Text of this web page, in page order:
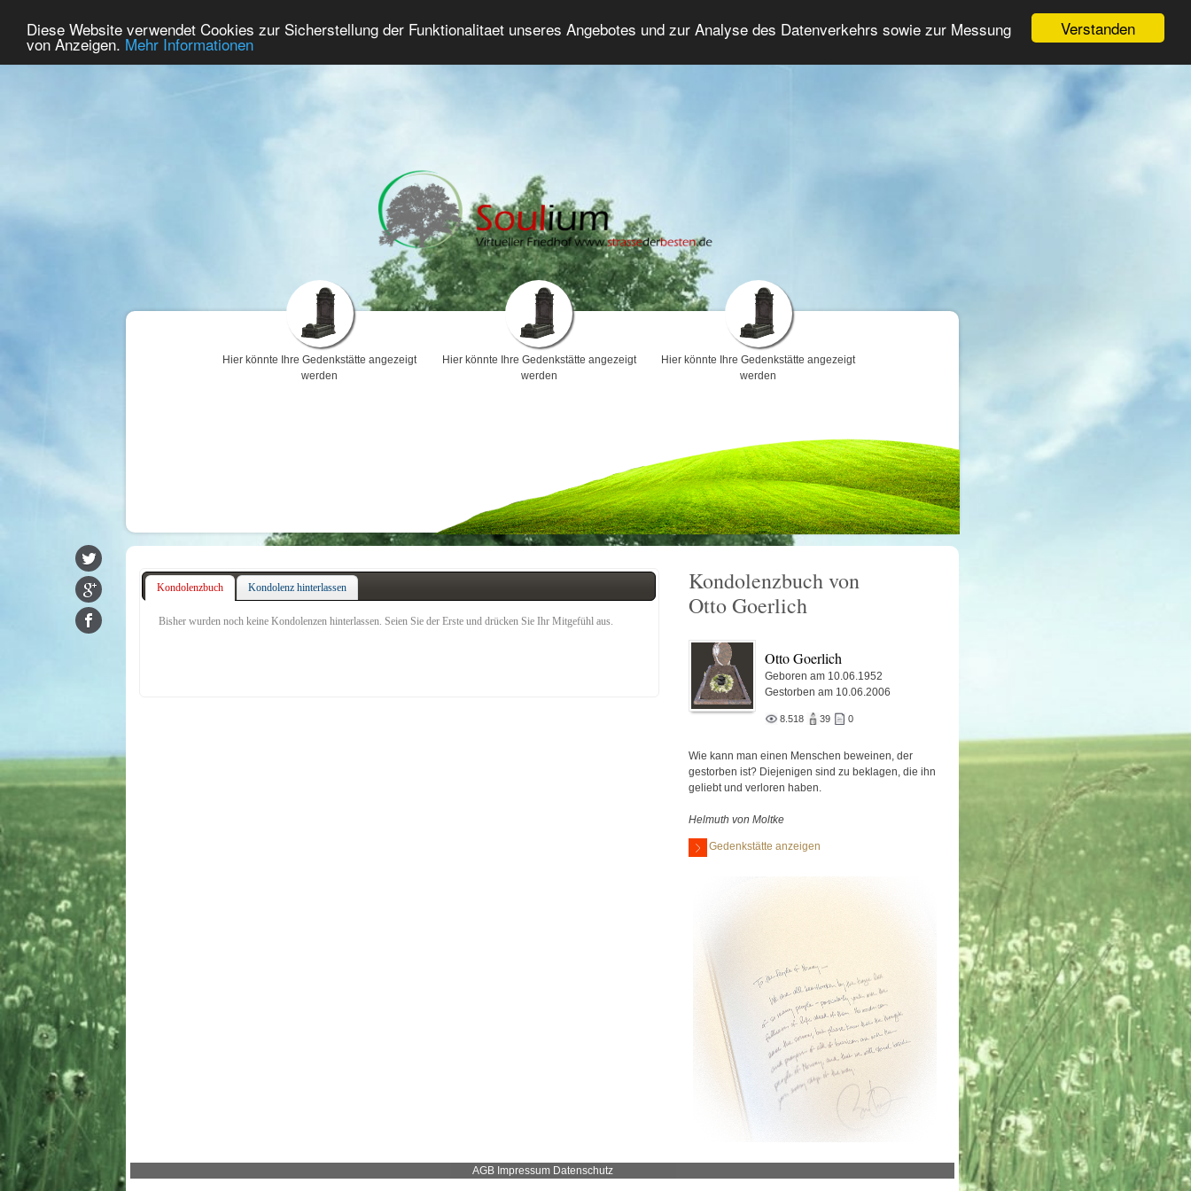
Verstanden
Diese Website verwendet Cookies zur Sicherstellung der Funktionalitaet unseres Angebotes und zur Analyse des Datenverkehrs sowie zur Messung
von Anzeigen. Mehr Informationen
Home Premium Gedenken Trauerforum Erweiterte Suche Anmelden
Hier könnte Ihre Gedenkstätte angezeigt
werden
Hier könnte Ihre Gedenkstätte angezeigt
werden
Hier könnte Ihre Gedenkstätte angezeigt
werden
Kondolenzbuch Kondolenz hinterlassen
Bisher wurden noch keine Kondolenzen hinterlassen. Seien Sie der Erste und drücken Sie Ihr Mitgefühl aus.
Kondolenzbuch von
Otto Goerlich
Otto Goerlich
Geboren am 10.06.1952
Gestorben am 10.06.2006
8.518 39 0
Wie kann man einen Menschen beweinen, der
gestorben ist? Diejenigen sind zu beklagen, die ihn
geliebt und verloren haben.
Helmuth von Moltke
Gedenkstätte anzeigen
AGB Impressum Datenschutz